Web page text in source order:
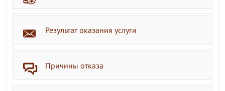
Результат оказания услуги
Причины отказа